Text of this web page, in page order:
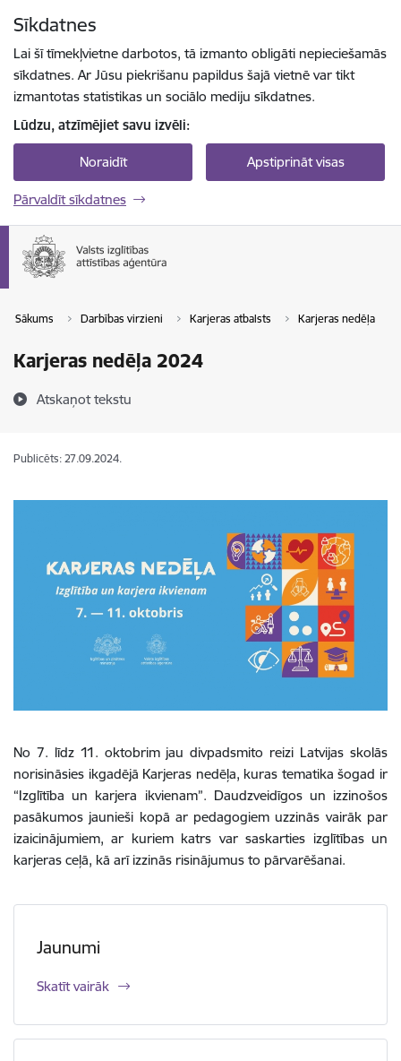
Sīkdatnes
Lai šī tīmekļvietne darbotos, tā izmanto obligāti nepieciešamās
sīkdatnes. Ar Jūsu piekrišanu papildus šajā vietnē var tikt
izmantotas statistikas un sociālo mediju sīkdatnes.
Lūdzu, atzīmējiet savu izvēli:
Noraidīt Apstiprināt visas
Pārvaldīt sīkdatnes
Sākums Darbības virzieni Karjeras atbalsts Karjeras nedēļa
Karjeras nedēļa 2024
Atskaņot tekstu
Publicēts: 27.09.2024.
No 7. līdz 11. oktobrim jau divpadsmito reizi Latvijas skolās
norisināsies ikgadējā Karjeras nedēļa, kuras tematika šogad ir
“Izglītība un karjera ikvienam”. Daudzveidīgos un izzinošos
pasākumos jaunieši kopā ar pedagogiem uzzinās vairāk par
izaicinājumiem, ar kuriem katrs var saskarties izglītības un
karjeras ceļā, kā arī izzinās risinājumus to pārvarēšanai.
Jaunumi
Skatīt vairāk